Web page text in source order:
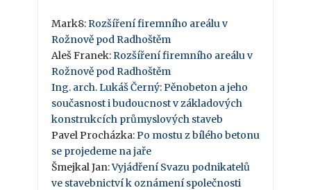
Mark8: Rozšíření firemního areálu v
Rožnově pod Radhoštěm
Aleš Franek: Rozšíření firemního areálu v
Rožnově pod Radhoštěm
Ing. arch. Lukáš Černý: Pěnobeton a jeho
současnost i budoucnost v základových
konstrukcích průmyslových staveb
Pavel Procházka: Po mostu z bílého betonu
se projedeme na jaře
Šmejkal Jan:Vyjádření Svazu podnikatelů
ve stavebnictví k oznámení společnosti